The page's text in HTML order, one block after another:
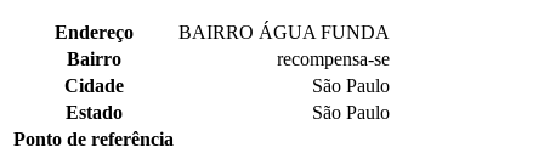
Endereço
BAIRRO ÁGUA FUNDA
Bairro
recompensa-se
Cidade
São Paulo
Estado
São Paulo
Ponto de referência